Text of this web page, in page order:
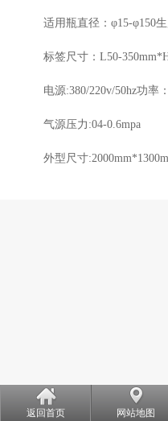
适用瓶直径：φ15-φ150生
标签尺寸：L50-
电源:380/220v/50hz功率
气源压力:04-0.6mpa
外型尺寸
返回首页 网站地图